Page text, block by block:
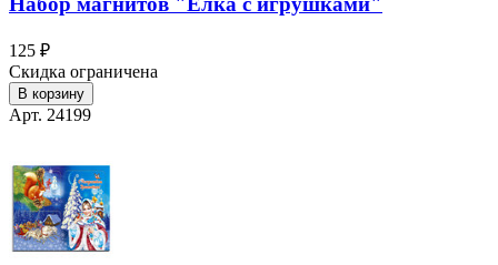
125 ₽
Скидка ограничена
В корзину
Арт. 24199